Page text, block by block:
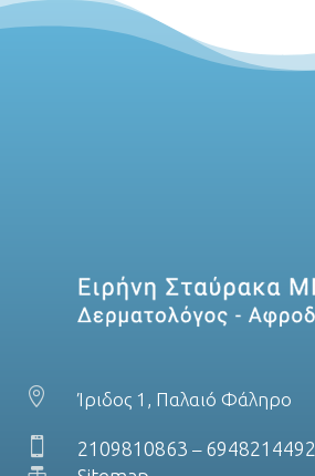
 Ίριδος 1, Παλαιό Φάληρο
 2109810863 – 6948214492